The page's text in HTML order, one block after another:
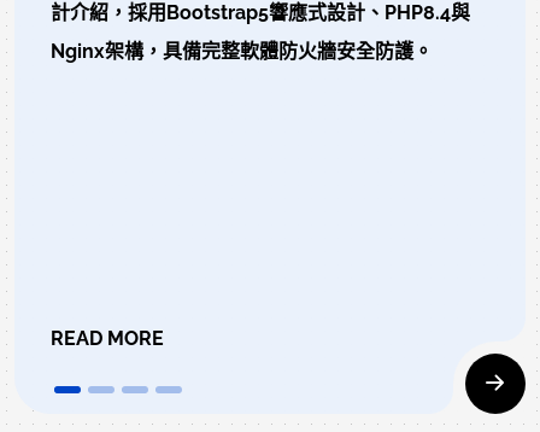
計介紹，採用Bootstrap5響應式設計、PHP8.4與
Nginx架構，具備完整軟體防火牆安全防護。
READ MORE